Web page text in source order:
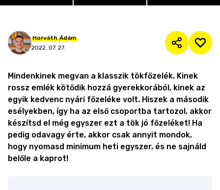
Horváth Ádám
2022. 07. 27.
Mindenkinek megvan a klasszik tökfőzelék. Kinek
rossz emlék kötődik hozzá gyerekkorából, kinek az
egyik kedvenc nyári főzeléke volt. Hiszek a második
esélyekben, így ha az első csoportba tartozol, akkor
készítsd el még egyszer ezt a tök jó főzeléket! Ha
pedig odavagy érte, akkor csak annyit mondok,
hogy nyomasd minimum heti egyszer, és ne sajnáld
belőle a kaprot!